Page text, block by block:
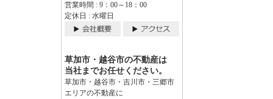
営業時間 : 9：00～18：00
定休日 : 水曜日
草加市・越谷市の不動産は
当社までお任せください。
草加市・越谷市・吉川市・三郷市
エリアの不動産に